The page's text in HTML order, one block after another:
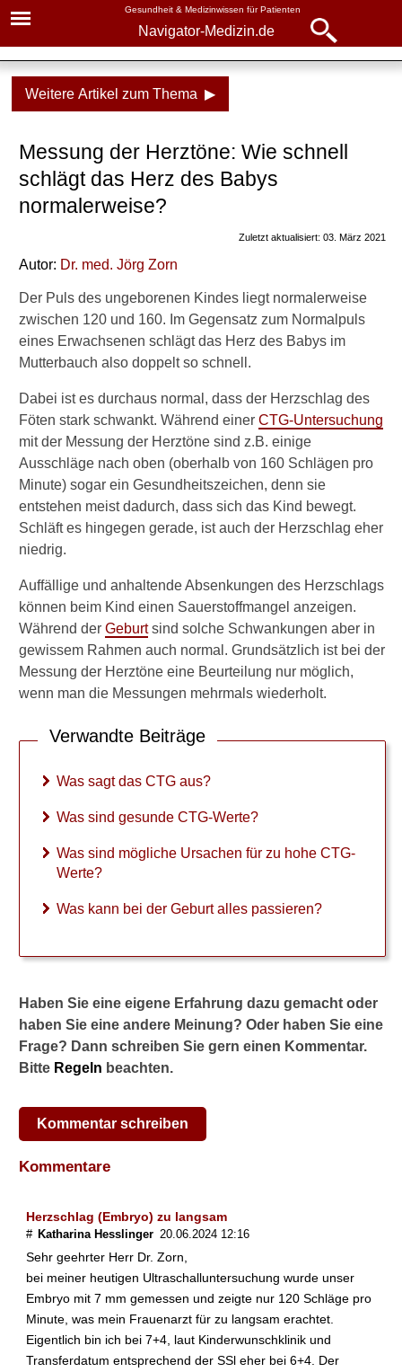
Gesundheit & Medizinwissen für Patienten
Navigator-Medizin.de
Weitere Artikel zum Thema ▶
Messung der Herztöne: Wie schnell
schlägt das Herz des Babys
normalerweise?
Zuletzt aktualisiert: 03. März 2021
Autor: Dr. med. Jörg Zorn
Der Puls des ungeborenen Kindes liegt normalerweise
zwischen 120 und 160. Im Gegensatz zum Normalpuls
eines Erwachsenen schlägt das Herz des Babys im
Mutterbauch also doppelt so schnell.
Dabei ist es durchaus normal, dass der Herzschlag des
Föten stark schwankt. Während einer CTG-Untersuchung
mit der Messung der Herztöne sind z.B. einige
Ausschläge nach oben (oberhalb von 160 Schlägen pro
Minute) sogar ein Gesundheitszeichen, denn sie
entstehen meist dadurch, dass sich das Kind bewegt.
Schläft es hingegen gerade, ist auch der Herzschlag eher
niedrig.
Auffällige und anhaltende Absenkungen des Herzschlags
können beim Kind einen Sauerstoffmangel anzeigen.
Während der Geburtsind solche Schwankungen aber in
gewissem Rahmen auch normal. Grundsätzlich ist bei der
Messung der Herztöne eine Beurteilung nur möglich,
wenn man die Messungen mehrmals wiederholt.
Verwandte Beiträge
Was sagt das CTG aus?
Was sind gesunde CTG-Werte?
Was sind mögliche Ursachen für zu hohe CTG-
Werte?
Was kann bei der Geburt alles passieren?
Haben Sie eine eigene Erfahrung dazu gemacht oder
haben Sie eine andere Meinung? Oder haben Sie eine
Frage? Dann schreiben Sie gern einen Kommentar.
Bitte Regeln beachten.
Kommentar schreiben
Kommentare
Herzschlag (Embryo) zu langsam
# Katharina Hesslinger 20.06.2024 12:16
Sehr geehrter Herr Dr. Zorn,
bei meiner heutigen Ultraschalluntersuchung wurde unser
Embryo mit 7 mm gemessen und zeigte nur 120 Schläge pro
Minute, was mein Frauenarzt für zu langsam erachtet.
Eigentlich bin ich bei 7+4, laut Kinderwunschklinik und
Transferdatum entsprechend der SSl eher bei 6+4. Der
Navigator-Medizin.de
► Krankheiten
► Diagnostik & Laborwerte
Navigator-
Medizin.de
▾
Schwangerschaft
Alle Fragen, alle Antworten
Schwangerschaftstest
Ernährung
Übelkeit in der
Schwangerschaft
Gewichtszunahme
Rauchen in der
Schwangerschaft
Sex in der Schwangerschaft
Sodbrennen in der
Schwangerschaft
Blutungen in der
Schwangerschaft
CTG-Werte
Was ist ein CTG?
Herztöne ab wann?
Wie schnell schlägt das
normalerweise?
gesunde CTG-Werte
zu hohe CTG-Werte
Geburt
Kaiserschnitt
Wochenbett
Stillen
Einlagerung von
Nabelschnurblut
Eileiterschwangerschaft
Placenta praevia
Präeklampsie